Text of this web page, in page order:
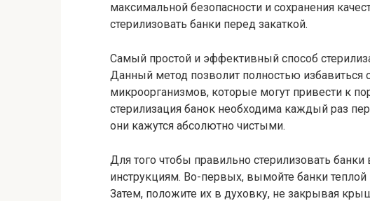
максимальной безопасности и сохранения
стерилизовать банки перед закаткой.
Самый простой и эффективный способ
Данный метод позволит полностью избавиться
микроорганизмов, которые могут привести к
стерилизация банок необходима каждый раз
они кажутся абсолютно чистыми.
Для того чтобы правильно стерилизовать
инструкциям. Во-первых, вымойте банки
Затем, положите их в духовку, не закрывая